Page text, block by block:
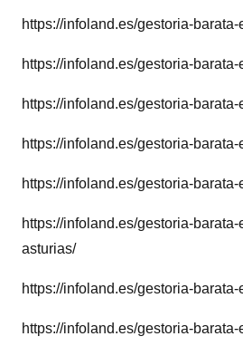
https://infoland.es/gestoria-
https://infoland.es/gestoria-barata-
https://infoland.es/gestoria-
https://infoland.es/gestoria-
https://infoland.es/gestoria-
https://infoland.es/gestoria-
asturias/
https://infoland.es/gestoria-
https://infoland.es/gestoria-